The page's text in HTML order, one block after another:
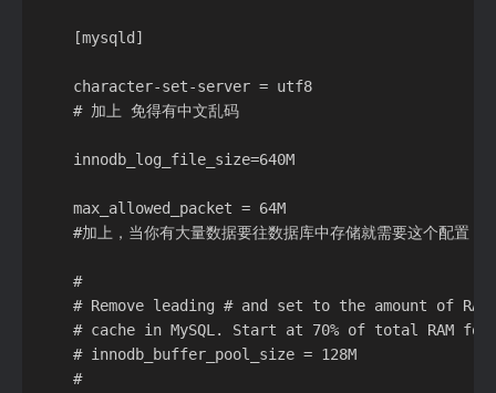
    [mysqld]
    character-set-server = utf8
    # 加上 免得有中文乱码
    innodb_log_file_size=640M
    max_allowed_packet = 64M
#加上，当你有大量数据要往数据库中存储就需要这个配置，
    #
# Remove leading # and set to the amount of
# cache in MySQL. Start at 70% of total RAM
    # innodb_buffer_pool_size = 128M
    #